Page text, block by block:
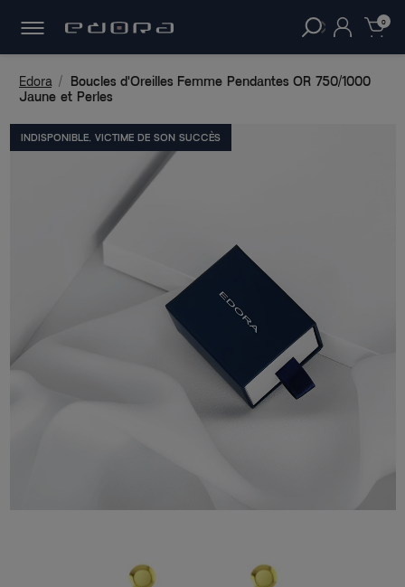
clear 0
Edora
Boucles d'Oreilles Femme Pendantes OR 750/1000
Jaune et Perles
INDISPONIBLE, VICTIME DE SON SUCCÈS